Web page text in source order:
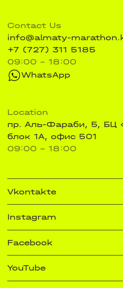
Contact Us
info@almaty-
+7 (727) 311 5185
09:00 - 18:00
WhatsApp
Location
пр. Аль-Фараби, 5, БЦ
блок 1А, офис 501
09:00 - 18:00
Vkontakte
Instagram
Facebook
YouTube